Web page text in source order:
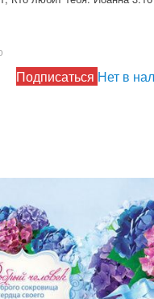
Подписаться Нет в